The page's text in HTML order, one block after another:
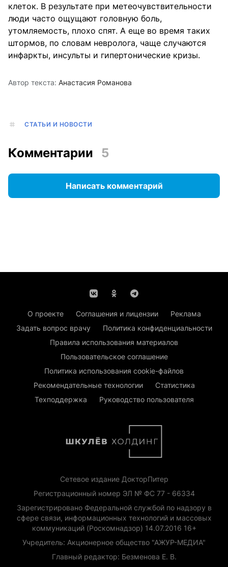
клеток. В результате при метеочувствительности
люди часто ощущают головную боль,
утомляемость, плохо спят. А еще во время таких
штормов, по словам невролога, чаще случаются
инфаркты, инсульты и гипертонические кризы.
Автор текста: Анастасия Романова
СТАТЬИ И НОВОСТИ
Комментарии 5
Написать комментарий
О проекте Соглашения и лицензии
Реклама
Задать вопрос врачу
Политика конфиденциальности
Правила использования материалов
Пользовательское соглашение
Политика использования cookie-файлов
Рекомендательные технологии
Статистика
Техподдержка
Руководство пользователя
Сетевое издание ДокторПитер
Регистрационный номер ЭЛ № ФС 77 - 66334
Зарегистрировано Федеральной службой по надзору в
сфере связи, информационных технологий и массовых
коммуникаций (Роскомнадзор) 14.07.2016 16+
Учредитель: Акционерное общество "АЖУР-МЕДИА"
Главный редактор: Безменова Е. В.